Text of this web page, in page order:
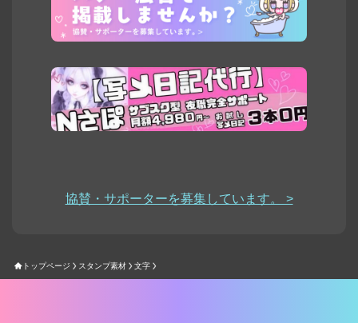
協賛・サポーターを募集しています。 >
トップページ スタンプ素材 文字